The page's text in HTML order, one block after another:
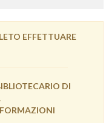
EFFETTUARE
DI